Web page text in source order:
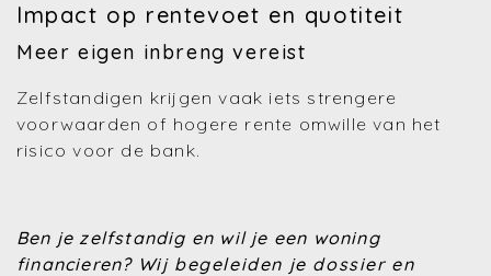
Impact op rentevoet en quotiteit
Meer eigen inbreng vereist
Zelfstandigen krijgen vaak iets strengere
voorwaarden of hogere rente omwille van het
risico voor de bank.
Ben je zelfstandig en wil je een woning
financieren? Wij begeleiden je dossier en